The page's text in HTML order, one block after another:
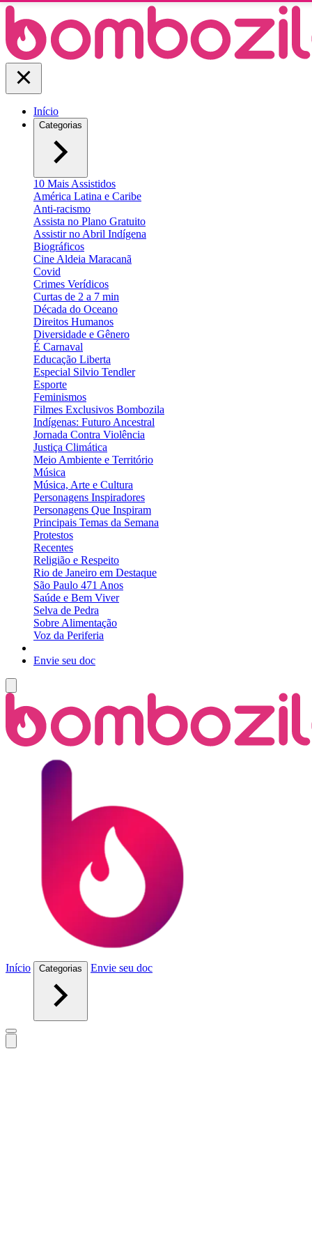
Início
Categorias
10 Mais Assistidos
América Latina e Caribe
Anti-racismo
Assista no Plano Gratuito
Assistir no Abril Indígena
Biográficos
Cine Aldeia Maracanã
Covid
Crimes Verídicos
Curtas de 2 a 7 min
Década do Oceano
Direitos Humanos
Diversidade e Gênero
É Carnaval
Educação Liberta
Especial Silvio Tendler
Esporte
Feminismos
Filmes Exclusivos Bombozila
Indígenas: Futuro Ancestral
Jornada Contra Violência
Justiça Climática
Meio Ambiente e Território
Música
Música, Arte e Cultura
Personagens Inspiradores
Personagens Que Inspiram
Principais Temas da Semana
Protestos
Recentes
Religião e Respeito
Rio de Janeiro em Destaque
São Paulo 471 Anos
Saúde e Bem Viver
Selva de Pedra
Sobre Alimentação
Voz da Periferia
Envie seu doc
Início Categorias Envie seu doc